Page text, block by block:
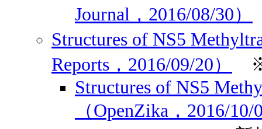
Journal，2016/08/30）
Structures of NS5
Reports，2016/09/20）
Structures of NS5
（OpenZika，2016/10/